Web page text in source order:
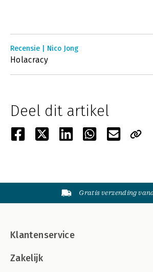
Recensie | Nico Jong
Holacracy
Deel dit artikel
Gratis verzending
Klantenservice
Zakelijk